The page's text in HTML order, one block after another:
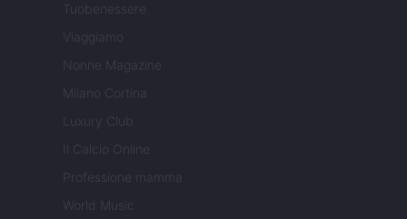
Tuobenessere
Viaggiamo
Nonne Magazine
Milano Cortina
Luxury Club
Il Calcio Online
Professione mamma
World Music